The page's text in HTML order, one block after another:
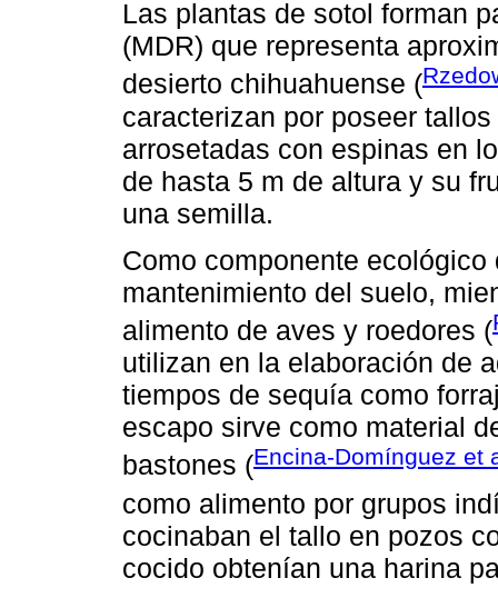
Las plantas de sotol forman
(MDR) que representa
desierto chihuahuense (
caracterizan por poseer
arrosetadas con espinas en
de hasta 5 m de altura y su
una semilla.
Como componente
mantenimiento del suelo,
alimento de aves y roedores (
utilizan en la elaboración de
tiempos de sequía como
escapo sirve como material
bastones (Encina-Domínguez et
como alimento por grupos
cocinaban el tallo en pozos
cocido obtenían una harina